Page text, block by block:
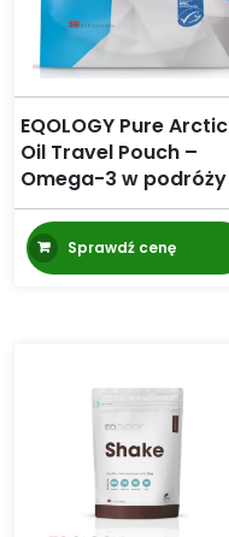
EQOLOGY Pure Arctic
Oil Travel Pouch –
Omega-3 w podróży
Sprawdź cenę